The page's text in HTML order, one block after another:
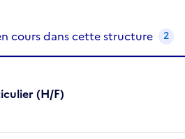
de la structure
cours dans cette structure 2
(H/F)